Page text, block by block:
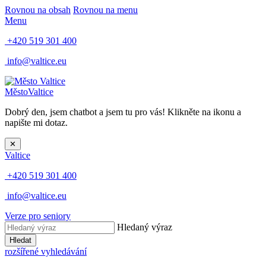
Rovnou na obsah Rovnou na menu
Menu
+420 519 301 400
info@valtice.eu
MěstoValtice
Dobrý den, jsem chatbot a jsem tu pro vás! Klikněte na ikonu a
napište mi dotaz.
✕
Valtice
+420 519 301 400
info@valtice.eu
Verze pro seniory
Hledaný výraz
Hledat
rozšířené vyhledávání